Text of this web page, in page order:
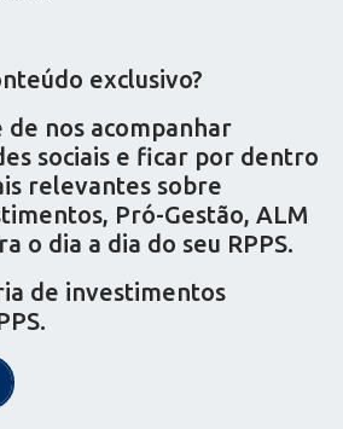
exclusivo?
de nos acompanhar
sociais e ficar por dentro
relevantes sobre
Pró-Gestão, ALM
o dia a dia do seu RPPS.
de investimentos